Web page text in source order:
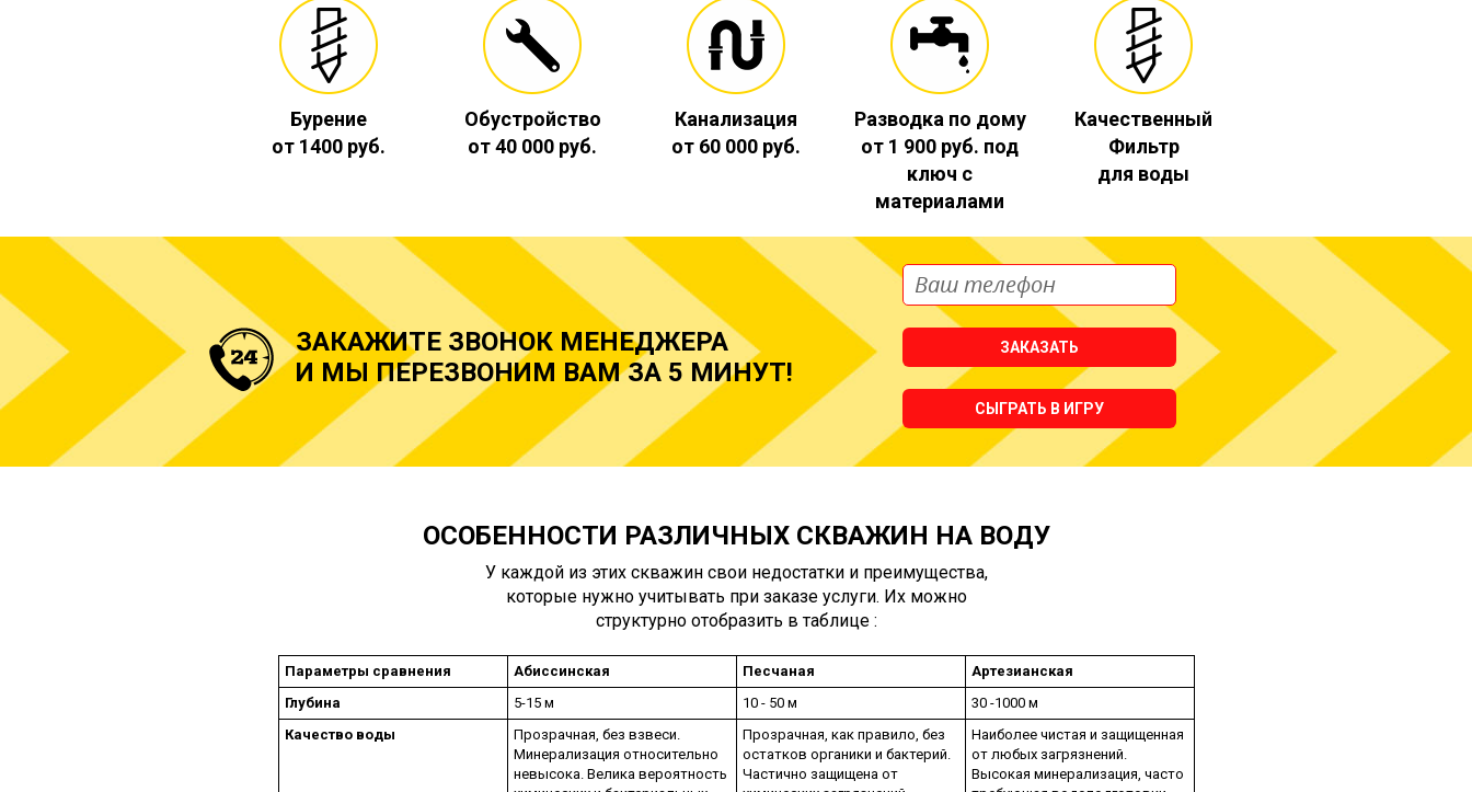
Бурение
от 1400 руб.
Обустройство
от 40 000 руб.
Канализация
от 60 000 руб.
Разводка по дому
от 1 900 руб. под
ключ с
материалами
Качественный
Фильтр
для воды
ЗАКАЖИТЕ ЗВОНОК МЕНЕДЖЕРА
И МЫ ПЕРЕЗВОНИМ ВАМ ЗА 5 МИНУТ!
ЗАКАЗАТЬ
СЫГРАТЬ В ИГРУ
ОСОБЕННОСТИ РАЗЛИЧНЫХ СКВАЖИН НА ВОДУ
У каждой из этих скважин свои недостатки и преимущества,
которые нужно учитывать при заказе услуги. Их можно
структурно отобразить в таблице :
Параметры сравнения Абиссинская Песчаная
Артезианская
Глубина
5-15 м 10 - 50 м
30 -1000 м
Качество воды
Прозрачная, без взвеси.
Минерализация относительно
невысока. Велика вероятность
Прозрачная, как правило, без
остатков органики и бактерий.
Частично защищена от
Наиболее чистая и защищенная
от любых загрязнений.
Высокая минерализация, часто